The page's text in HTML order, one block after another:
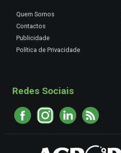
Quem Somos
Contactos
Publicidade
Política de Privacidade
Redes Sociais